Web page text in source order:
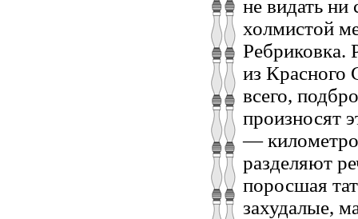
не видать
холмистой
Ребриковка.
из Красного
всего,
произносят
—
разделяют
поросшая
захудалые,